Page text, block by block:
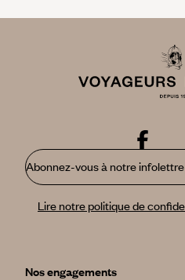
Abonnez-vous à notre infolettre
Lire notre politique de
Nos engagements